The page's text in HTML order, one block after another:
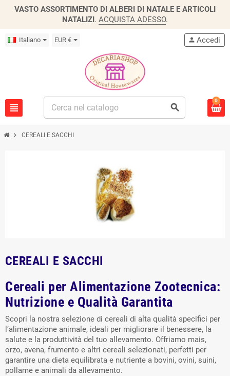
VASTO ASSORTIMENTO DI ALBERI DI NATALE E ARTICOLI
NATALIZI. ACQUISTA ADESSO.
Italiano EUR €
view_headline search
person Accedi
0
chevron_right CEREALI E SACCHI
CEREALI E SACCHI
Cereali per Alimentazione Zootecnica:
Nutrizione e Qualità Garantita
Scopri la nostra selezione di cereali di alta qualità specifici per
l’alimentazione animale, ideali per migliorare il benessere, la
salute e la produttività del tuo allevamento. Offriamo mais,
orzo, avena, frumento e altri cereali selezionati, perfetti per
garantire una dieta equilibrata e nutriente a bovini, ovini, suini,
pollame e animali da allevamento.